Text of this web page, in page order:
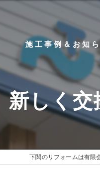
施工事例＆お知
しく交
下関のリフォームは有限